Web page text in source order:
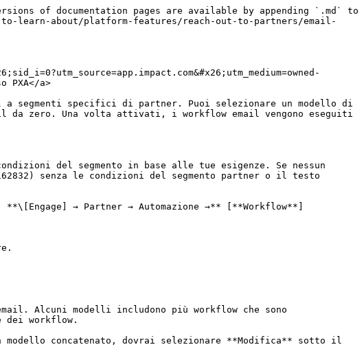
secure/advertiser/campaign/campaign-systememails-settings-flow.ihtml">email di benvenuto di sistema</a> siano disattivate per evitare di inviare ai tuoi partner email duplicate.</p> |
| <p>Festeggia la prima vendita di un partner</p><p><em>(Solo Performance)</em></p>                           | Congratulati con i partner per la loro prima vendita con un messaggio personalizzato.                                                                                                                                                                                                                                                                                                                                                                                                                                                                      |
| <p>Celebra i partner con le migliori performance</p><p><em>(Solo Performance)</em></p>                      | Congratulati con i partner per aver raggiunto un traguardo entro un periodo di tempo specifico.                                                                                                                                                                                                                                                                                                                                                                                                                                                            |
| <p>Riattivazione partner/creator</p><p><em>(Solo programmi Performance e Creator evergreen)</em></p>        | Automatizza il re-engagement dei partner inattivi con email a 3 intervalli specifici. Puoi modificare gli intervalli durante la configurazione dei workflow.                                                                                                                                                                                                                                                                                                                                                                                               |

</details>

4. Inserisci un breve **Nome del workflow** fino a 50 caratteri.
5. Facoltativamente, inserisci una **Descrizione**.
6. ![](/files/bcb6da087265fb9beef85997a54e50203691b8d1) **\[Attiva interruttore]** **Pianifica attivazione** per selezionare una data specifica da cui il workflow email verrà attivato.
   1. Una volta attivo, il sistema invia automaticamente email ai partner che soddisfano le condizioni del tuo segmento. Controlla attentamente i criteri prima di programmare, poiché l'invio delle email dipende interamente da queste regole.
7. Configura il **Segmento partner** a cui questo workflow deve applicarsi. Un segmento sarà preconfigurato per te e potrai apportare modifiche se necessario.
   * Per consigli importanti ed esempi dettagliati specifici sulla configurazione dei tuoi segmenti partner, fai riferimento a [Segmenti partner per i workflow email spiegati](/brand/it/what-would-you-like-to-learn-about/platform-features/reach-out-to-partners/email-workflows/partner-segments-for-email-workflows-explained.md).

<details>

<summary>Modifica un segmento partner</summary>

1. Nel campo di selezione del segmento, seleziona ![](https://files.gitbook.com/v0/b/gitbook-x-prod.appspot.com/o/spaces%2FwMLlMoFBtKJa8ptd3zaw%2Fuploads%2Fgit-blob-a600f51d86cbf3c02c36ea5cf311867b2bb4cf89%2F00a06da7505c774dc36762a66bcd169b1d62cb35af729e3383729755194758fb.svg?alt=media) **\[Modifica]**.
2. Rivedi la configurazione del segmento e apporta le modifiche desiderate.

   * Facoltativamente, seleziona ![](/files/0aafef99ec4e77d9b7b3e0531467b63590add75d) **\[E]** per aggiungere altre condizioni.